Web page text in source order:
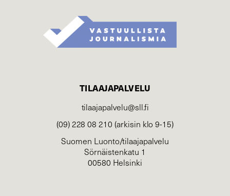
TILAAJAPALVELU
tilaajapalvelu@sll.fi
(09) 228 08 210 (arkisin klo 9-15)
Suomen Luonto/tilaajapalvelu
Sörnäistenkatu 1
00580 Helsinki